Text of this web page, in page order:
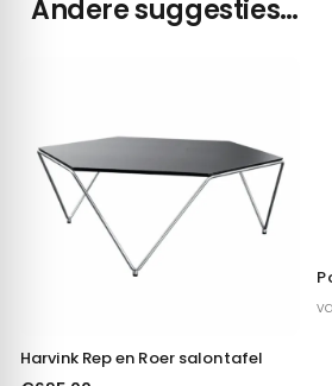
Andere suggesties…
Harvink Rep en Roer salontafel